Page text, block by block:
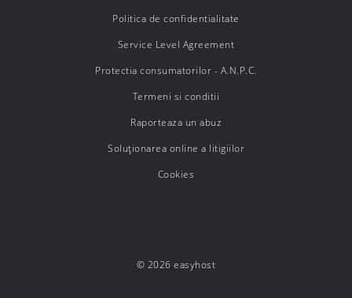
Politica de confidentialitate
Service Level Agreement
Protectia consumatorilor - A.N.P.C.
Termeni si conditii
Raporteaza un abuz
Soluționarea online a litigiilor
Cookies
© 2026 easyhost